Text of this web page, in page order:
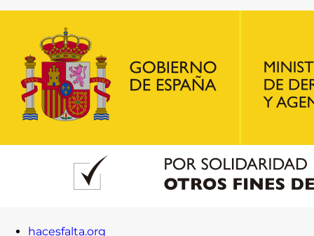
hacesfalta.org